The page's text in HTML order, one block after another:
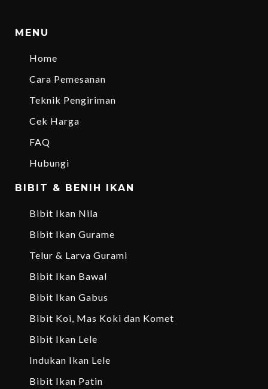
MENU
Home
Cara Pemesanan
Teknik Pengiriman
Cek Harga
FAQ
Hubungi
BIBIT & BENIH IKAN
Bibit Ikan Nila
Bibit Ikan Gurame
Telur & Larva Gurami
Bibit Ikan Bawal
Bibit Ikan Gabus
Bibit Koi, Mas Koki dan Komet
Bibit Ikan Lele
Indukan Ikan Lele
Bibit Ikan Patin